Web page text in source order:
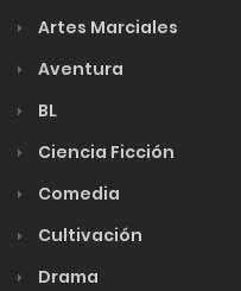
Artes Marciales
Aventura
BL
Ciencia Ficción
Comedia
Cultivación
Drama